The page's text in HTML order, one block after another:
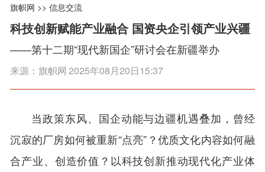
旗帜网 >>信息交流
科技创新赋能产业融合 国资央企引领产业兴疆
——第十二期“现代新国企”研讨会在新疆举办
来源：旗帜网2025年08月20日15:37
当政策东风、国企动能与边疆机遇叠加，曾经
沉寂的厂房如何被重新“点亮”？优质文化内容如何融
合产业、创造价值？以科技创新推动现代化产业体